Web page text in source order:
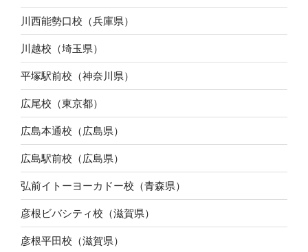
川西能勢口校（兵庫県）
川越校（埼玉県）
平塚駅前校（神奈川県）
広尾校（東京都）
広島本通校（広島県）
広島駅前校（広島県）
弘前イトーヨーカドー校（青森県）
彦根ビバシティ校（滋賀県）
彦根平田校（滋賀県）